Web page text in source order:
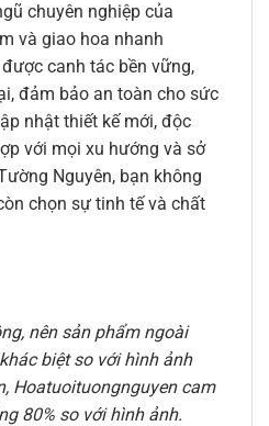
chuyên nghiệp của
và giao hoa nhanh
canh tác bền vững,
đảm bảo an toàn cho sức
nhật thiết kế mới, độc
với mọi xu hướng và sở
Nguyên, bạn không
chọn sự tinh tế và chất
nên sản phẩm ngoài
biệt so với hình ảnh
Hoatuoituongnguyen cam
80% so với hình ảnh.